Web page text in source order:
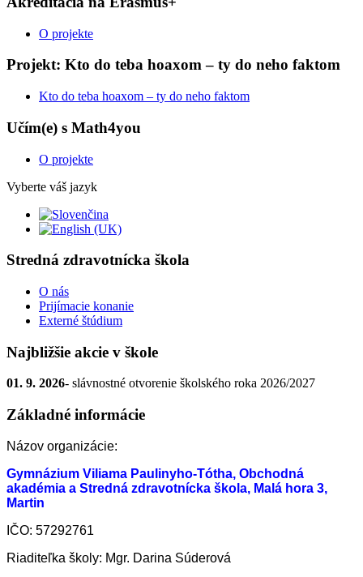
O projekte
Projekt: Kto do teba hoaxom – ty do neho faktom
Kto do teba hoaxom – ty do neho faktom
Učím(e) s Math4you
O projekte
Vyberte váš jazyk
Stredná zdravotnícka škola
O nás
Prijímacie konanie
Externé štúdium
Najbližšie akcie v škole
01. 9. 2026- slávnostné otvorenie školského roka 2026/2027
Základné informácie
Názov organizácie:
Gymnázium Viliama Paulinyho-Tótha, Obchodná
akadémia a Stredná zdravotnícka škola, Malá hora 3,
Martin
IČO: 57292761
Riaditeľka školy: Mgr. Darina Súderová